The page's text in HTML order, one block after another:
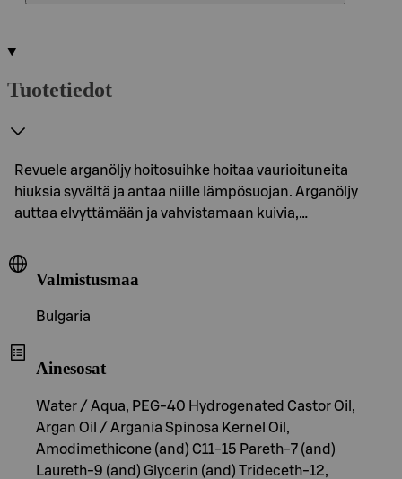
Tuotetiedot
Revuele arganöljy hoitosuihke hoitaa vaurioituneita
hiuksia syvältä ja antaa niille lämpösuojan. Arganöljy
auttaa elvyttämään ja vahvistamaan kuivia,…
Valmistusmaa
Bulgaria
Ainesosat
Water / Aqua, PEG-40 Hydrogenated Castor Oil,
Argan Oil / Argania Spinosa Kernel Oil,
Amodimethicone (and) C11-15 Pareth-7 (and)
Laureth-9 (and) Glycerin (and) Trideceth-12,